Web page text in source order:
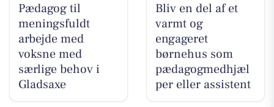
Pædagog til
meningsfuldt
arbejde med
voksne med
særlige behov i
Gladsaxe
Bliv en del af et
varmt og
engageret
børnehus som
pædagogmedhjæl
per eller assistent